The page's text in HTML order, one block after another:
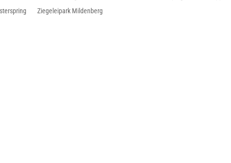
Ziegeleipark Mildenberg